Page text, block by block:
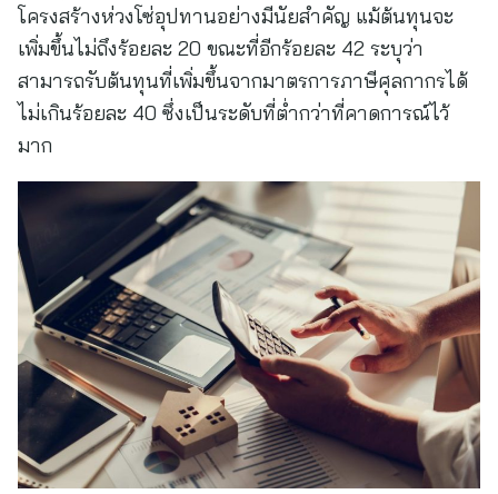
โครงสร้างห่วงโซ่อุปทานอย่างมีนัยสำคัญ แม้ต้นทุนจะ
เพิ่มขึ้นไม่ถึงร้อยละ 20 ขณะที่อีกร้อยละ 42 ระบุว่า
สามารถรับต้นทุนที่เพิ่มขึ้นจากมาตรการภาษีศุลกากรได้
ไม่เกินร้อยละ 40 ซึ่งเป็นระดับที่ต่ำกว่าที่คาดการณ์ไว้
มาก